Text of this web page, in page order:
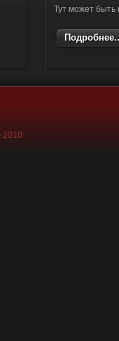
Тут может